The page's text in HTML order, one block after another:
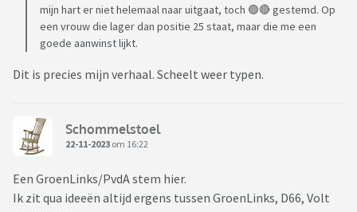
mijn hart er niet helemaal naar uitgaat, toch 🟢🔴 gestemd. Op
een vrouw die lager dan positie 25 staat, maar die me een
goede aanwinst lijkt.
Dit is precies mijn verhaal. Scheelt weer typen.
Schommelstoel
22-11-2023 om 16:22
Een GroenLinks/PvdA stem hier.
Ik zit qua ideeën altijd ergens tussen GroenLinks, D66, Volt